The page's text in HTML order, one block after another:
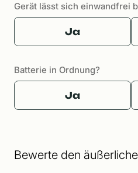
Gerät lässt sich einwandfrei
Ja
Batterie in Ordnung?
Ja
Bewerte den